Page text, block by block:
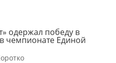
одержал победу в
чемпионате Единой